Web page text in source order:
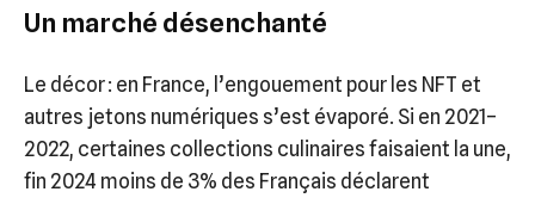
Un marché désenchanté
Le décor : en France, l’engouement pour les NFT et
autres jetons numériques s’est évaporé. Si en 2021–
2022, certaines collections culinaires faisaient la une,
fin 2024 moins de 3% des Français déclarent